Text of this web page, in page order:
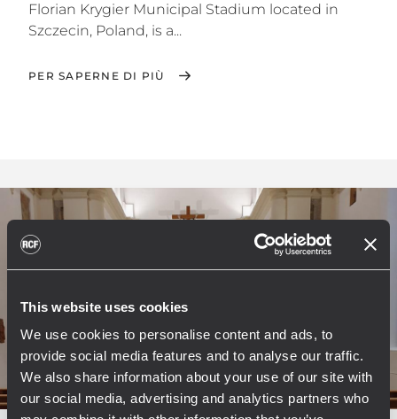
This website uses cookies
We use cookies to personalise content and ads, to
provide social media features and to analyse our traffic.
We also share information about your use of our site with
our social media, advertising and analytics partners who
Florian Krygier Municipal Stadium located in
Szczecin, Poland, is a...
PER SAPERNE DI PIÙ